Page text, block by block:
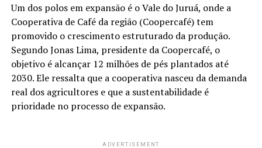
Um dos polos em expansão é o Vale do Juruá, onde a
Cooperativa de Café da região (Coopercafé) tem
promovido o crescimento estruturado da produção.
Segundo Jonas Lima, presidente da Coopercafé, o
objetivo é alcançar 12 milhões de pés plantados até
2030. Ele ressalta que a cooperativa nasceu da demanda
real dos agricultores e que a sustentabilidade é
prioridade no processo de expansão.
ADVERTISEMENT